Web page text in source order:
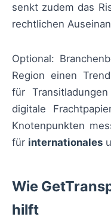
senkt zudem das
rechtlichen
Optional:
Region einen
für
digitale
Knotenpunkten
für internationales
Wie
hilft